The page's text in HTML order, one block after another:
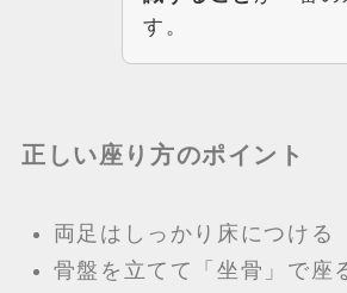
す。
正しい座り方のポイント
両足はしっかり床につける
骨盤を立てて「坐骨」で座